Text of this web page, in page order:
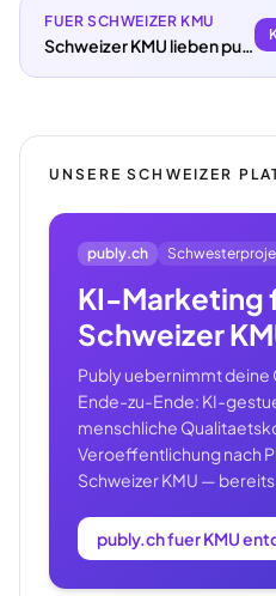
FUER SCHWEIZER KMU
Schweizer KMU lieben publy.ch.
UNSERE SCHWEIZER
publy.ch
KI-Marketing
Schweizer
Publy uebernimmt
Ende-zu-Ende: KI-
menschliche
Veroeffentlichung nach
Schweizer KMU —
publy.ch fuer KMU